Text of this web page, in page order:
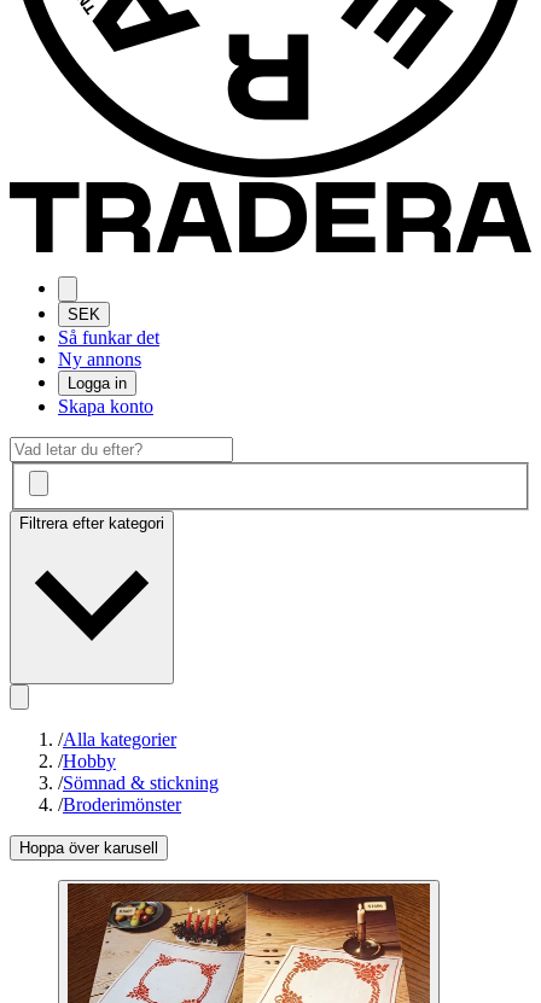
SEK
Så funkar det
Ny annons
Logga in
Skapa konto
Filtrera efter kategori
/Alla kategorier
/Hobby
/Sömnad & stickning
/Broderimönster
Hoppa över karusell